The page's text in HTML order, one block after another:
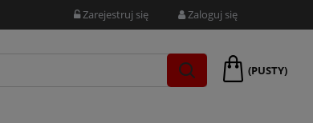
Zarejestruj się Zaloguj się
(PUSTY)